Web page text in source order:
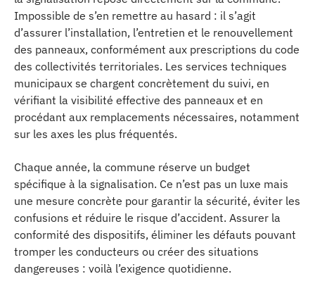
Impossible de s’en remettre au hasard : il s’agit
d’assurer l’installation, l’entretien et le renouvellement
des panneaux, conformément aux prescriptions du code
des collectivités territoriales. Les services techniques
municipaux se chargent concrètement du suivi, en
vérifiant la visibilité effective des panneaux et en
procédant aux remplacements nécessaires, notamment
sur les axes les plus fréquentés.
Chaque année, la commune réserve un budget
spécifique à la signalisation. Ce n’est pas un luxe mais
une mesure concrète pour garantir la sécurité, éviter les
confusions et réduire le risque d’accident. Assurer la
conformité des dispositifs, éliminer les défauts pouvant
tromper les conducteurs ou créer des situations
dangereuses : voilà l’exigence quotidienne.